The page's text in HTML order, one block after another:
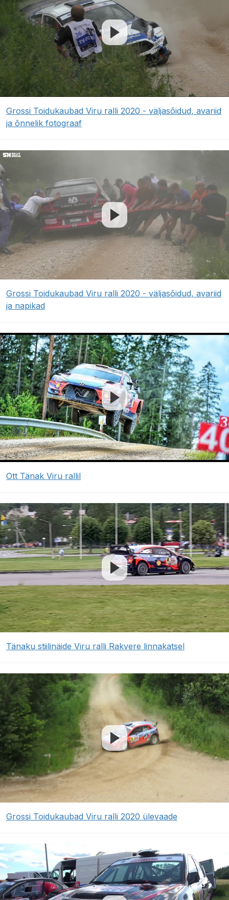
Grossi Toidukaubad Viru ralli 2020 - väljasõidud, avariid
ja õnnelik fotograaf
Grossi Toidukaubad Viru ralli 2020 - väljasõidud, avariid
ja napikad
Ott Tänak Viru rallil
Tänaku stiilinäide Viru ralli Rakvere linnakatsel
Grossi Toidukaubad Viru ralli 2020 ülevaade